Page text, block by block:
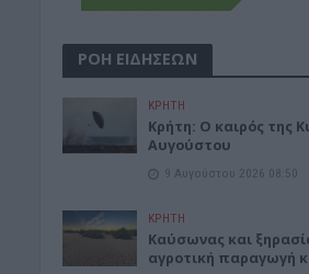
ΡΟΗ ΕΙΔΗΣΕΩΝ
ΚΡΗΤΗ
Κρήτη: Ο καιρός της
Αυγούστου
9 Αυγούστου 2026 08:50
ΚΡΗΤΗ
Καύσωνας και
αγροτική παραγωγή